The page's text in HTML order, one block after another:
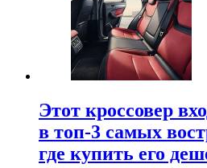
Этот кроссовер
в топ-3 самых
где купить его